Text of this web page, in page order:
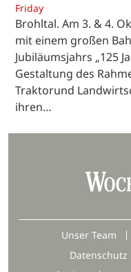
Friday
Brohltal. Am 3. & 4.
mit einem großen
Jubiläumsjahrs „125
Gestaltung des
Traktorund
ihren…
Unser Team
Datenschutz